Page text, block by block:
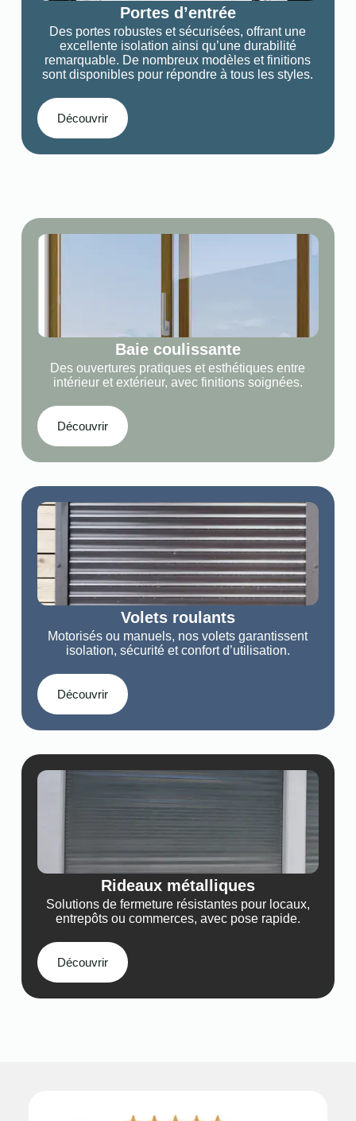
Portes d’entrée
Des portes robustes et sécurisées, offrant une
excellente isolation ainsi qu’une durabilité
remarquable. De nombreux modèles et finitions
sont disponibles pour répondre à tous les styles.
Découvrir
Baie coulissante
Des ouvertures pratiques et esthétiques entre
intérieur et extérieur, avec finitions soignées.
Découvrir
Volets roulants
Motorisés ou manuels, nos volets garantissent
isolation, sécurité et confort d’utilisation.
Découvrir
Rideaux métalliques
Solutions de fermeture résistantes pour locaux,
entrepôts ou commerces, avec pose rapide.
Découvrir